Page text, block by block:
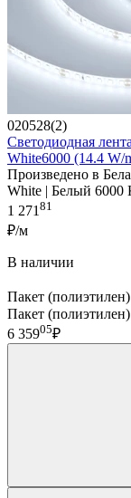
020528(2)
Светодиодная
White6000 (14.4 W/
Произведено в
White | Белый 6000
1 27181
₽/м
В наличии
Пакет
Пакет
6 35905₽